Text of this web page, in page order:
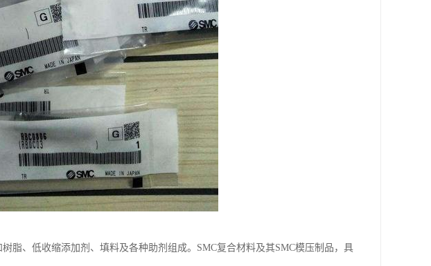
脂、低收缩添加剂、填料及各种助剂组成。SMC复合材料及其SMC模压制品，具